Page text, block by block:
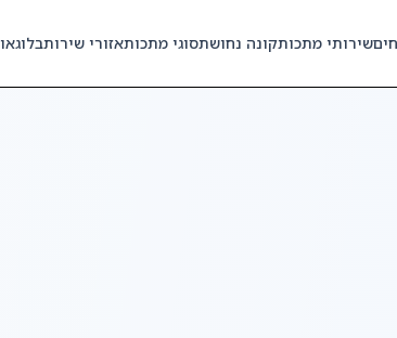
שירותי מתכותקונה נחושתסוגי מתכותאזורי שירותבלוג